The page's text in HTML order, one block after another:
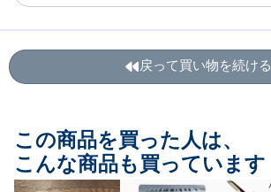
戻って買い物を続ける
この商品を買った人は、
こんな商品も買っています